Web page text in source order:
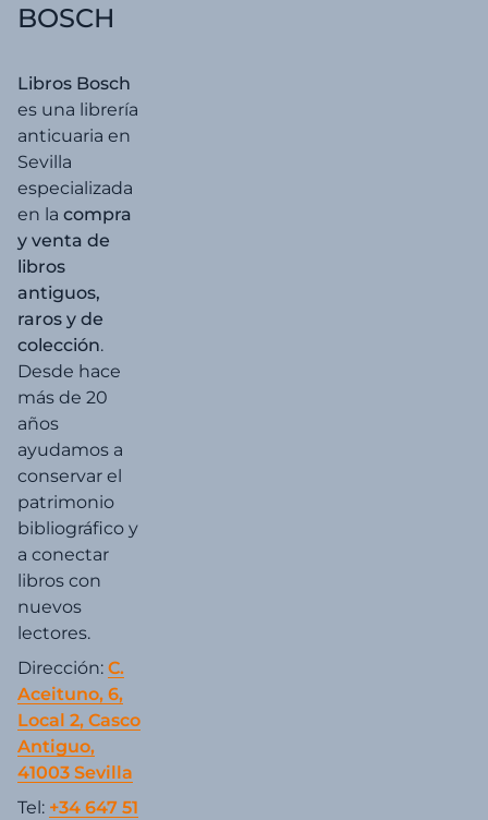
BOSCH
Libros Bosch
es una librería
anticuaria en
Sevilla
especializada
en la compra
y venta de
libros
antiguos,
raros y de
colección.
Desde hace
más de 20
años
ayudamos a
conservar el
patrimonio
bibliográfico y
a conectar
libros con
nuevos
lectores.
Dirección: C.
Aceituno, 6,
Local 2, Casco
Antiguo,
41003 Sevilla
Tel: +34 647 51